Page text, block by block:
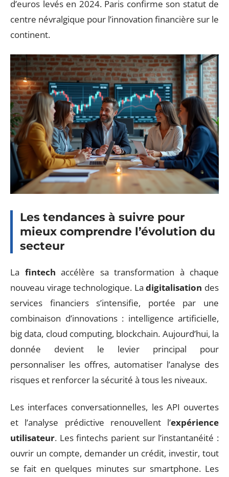
d’euros levés en 2024. Paris confirme son statut de
centre névralgique pour l’innovation financière sur le
continent.
Les tendances à suivre pour
mieux comprendre l’évolution du
secteur
La fintech accélère sa transformation à chaque
nouveau virage technologique. Ladigitalisation des
services financiers s’intensifie, portée par une
combinaison d’innovations : intelligence artificielle,
big data, cloud computing, blockchain. Aujourd’hui, la
donnée devient le levier principal pour
personnaliser les offres, automatiser l’analyse des
risques et renforcer la sécurité à tous les niveaux.
Les interfaces conversationnelles, les API ouvertes
et l’analyse prédictive renouvellent l’expérience
utilisateur. Les fintechs parient sur l’instantanéité :
ouvrir un compte, demander un crédit, investir, tout
se fait en quelques minutes sur smartphone. Les